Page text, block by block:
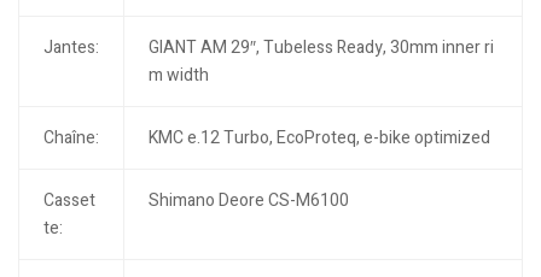
Jantes:
GIANT AM 29″, Tubeless Ready, 30mm inner ri
m width
Chaîne: KMC e.12 Turbo, EcoProteq, e-bike optimized
Casset
te:
Shimano Deore CS-M6100